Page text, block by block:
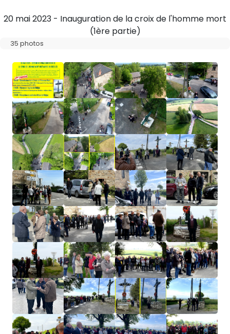
20 mai 2023 - Inauguration de la croix de l'homme mort
(1ère partie)
35 photos